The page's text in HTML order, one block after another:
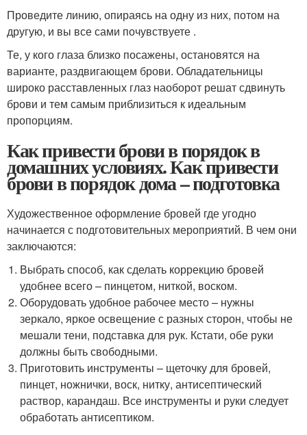
Проведите линию, опираясь на одну из них, потом на
другую, и вы все сами почувствуете .
Те, у кого глаза близко посажены, остановятся на
варианте, раздвигающем брови. Обладательницы
широко расставленных глаз наоборот решат сдвинуть
брови и тем самым приблизиться к идеальным
пропорциям.
Как привести брови в порядок в
домашних условиях. Как привести
брови в порядок дома – подготовка
Художественное оформление бровей где угодно
начинается с подготовительных мероприятий. В чем они
заключаются:
Выбрать способ, как сделать коррекцию бровей
удобнее всего – пинцетом, ниткой, воском.
Оборудовать удобное рабочее место – нужны
зеркало, яркое освещение с разных сторон, чтобы не
мешали тени, подставка для рук. Кстати, обе руки
должны быть свободными.
Приготовить инструменты – щеточку для бровей,
пинцет, ножнички, воск, нитку, антисептический
раствор, карандаш. Все инструменты и руки следует
обработать антисептиком.